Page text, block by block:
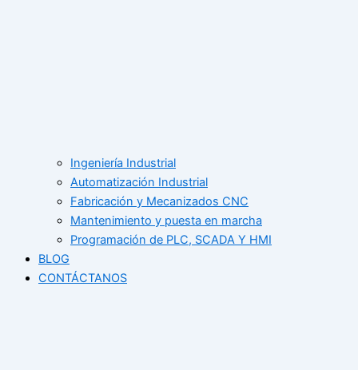
Ingeniería Industrial
Automatización Industrial
Fabricación y Mecanizados CNC
Mantenimiento y puesta en marcha
Programación de PLC, SCADA Y HMI
BLOG
CONTÁCTANOS